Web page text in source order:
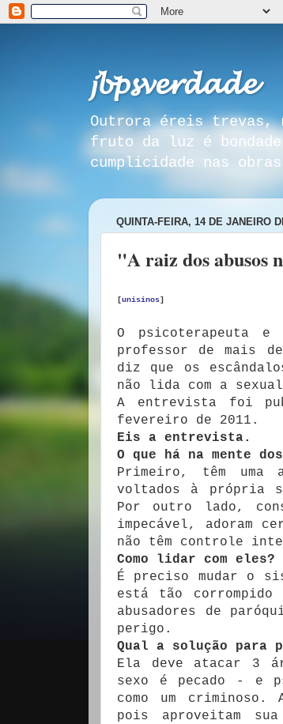
𝓳𝓫𝓹𝓼𝓿𝓮𝓻𝓭𝓪𝓭𝓮
Outrora éreis trevas,
fruto da luz é
cumplicidade nas
QUINTA-FEIRA, 14 DE JANEIRO
"A raiz dos abusos
[unisinos]
O psicoterapeuta e
professor de mais
diz que os
não lida com a
A entrevista foi
fevereiro de 2011.
Eis a entrevista.
O que há na mente
Primeiro, têm uma
voltados à própria
Por outro lado,
impecável, adoram
não têm controle
Como lidar com eles?
É preciso mudar o
está tão corrompido
abusadores de
perigo.
Qual a solução para
Ela deve atacar 3
sexo é pecado - e
como um criminoso.
pois aproveitam